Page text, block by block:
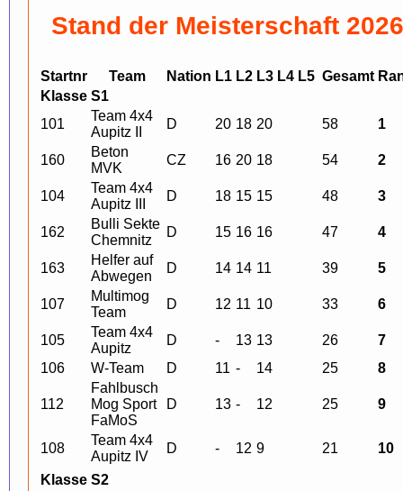
Stand der Meisterschaft 2026
Startnr Team Nation L1 L2 L3 L4 L5 Gesamt
Klasse S1
101
Team 4x4
Aupitz II
D 20 18 20 58 1
160
Beton
MVK
CZ 16 20 18 54 2
104
Team 4x4
Aupitz III
D 18 15 15 48 3
162
Bulli Sekte
Chemnitz
D 15 16 16 47 4
163
Helfer auf
Abwegen
D 14 14 11 39 5
107
Multimog
Team
D 12 11 10 33 6
105
Team 4x4
Aupitz
D - 13 13 26
7
106
W-Team D 11 - 14 25 8
112
Fahlbusch
Mog Sport
FaMoS
D 13 - 12 25 9
108
Team 4x4
Aupitz IV
D - 12 9 21 10
Klasse S2